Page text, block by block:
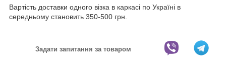
Вартість доставки одного візка в каркасі по Україні в
середньому становить 350-500 грн.
Задати запитання за товаром